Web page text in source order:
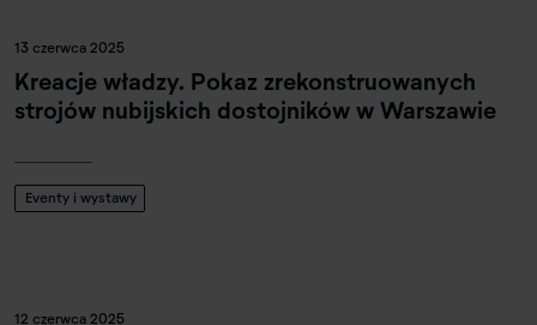
13 czerwca 2025
Kreacje władzy. Pokaz zrekonstruowanych
strojów nubijskich dostojników w Warszawie
Eventy i wystawy
12 czerwca 2025